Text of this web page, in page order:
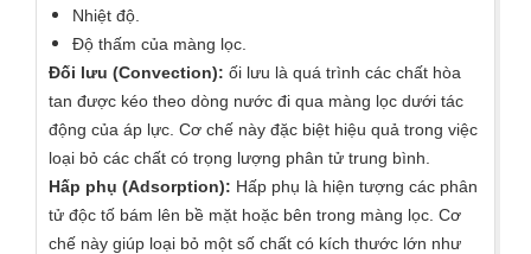
Nhiệt độ.
Độ thấm của màng lọc.
Đối lưu (Convection): ối lưu là quá trình các chất hòa
tan được kéo theo dòng nước đi qua màng lọc dưới tác
động của áp lực. Cơ chế này đặc biệt hiệu quả trong việc
loại bỏ các chất có trọng lượng phân tử trung bình.
Hấp phụ (Adsorption): Hấp phụ là hiện tượng các phân
tử độc tố bám lên bề mặt hoặc bên trong màng lọc. Cơ
chế này giúp loại bỏ một số chất có kích thước lớn như